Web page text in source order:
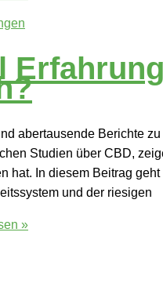
abertausende Berichte
Studien über CBD,
hat. In diesem Beitrag
und der riesigen
»